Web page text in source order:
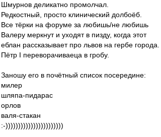
Шмурнов деликатно промолчал.
Редкостный, просто клинический долбоёб.
Все тёрки на форуме за любишь/не любишь
Валеру меркнут и уходят в пизду, когда этот
еблан рассказывает про львов на гербе города.
Пётр I переворачиваеца в гробу.
Заношу его в почётный список посередине:
милер
шляпа-пидарас
орлов
валя-стакан
:-)))))))))))))))))))))))